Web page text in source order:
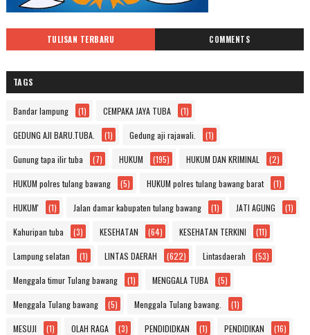
TULISAN TERBARU COMMENTS
TAGS
Bandar lampung (1) CEMPAKA JAYA TUBA (1)
GEDUNG AJI BARU.TUBA. (1) Gedung aji rajawali. (1)
Gunung tapa ilir tuba (7) HUKUM (195) HUKUM DAN KRIMINAL (2)
HUKUM polres tulang bawang (5) HUKUM polres tulang bawang barat (1)
HUKUM' (1) Jalan damar kabupaten tulang bawang (1) JATI AGUNG (1)
Kahuripan tuba (3) KESEHATAN (64) KESEHATAN TERKINI (11)
Lampung selatan (1) LINTAS DAERAH (622) Lintasdaerah (53)
Menggala timur Tulang bawang (1) MENGGALA TUBA (5)
Menggala Tulang bawang (5) Menggala Tulang bawang. (1)
MESUJI (1) OLAH RAGA (3) PENDIDIDKAN (1) PENDIDIKAN (16)